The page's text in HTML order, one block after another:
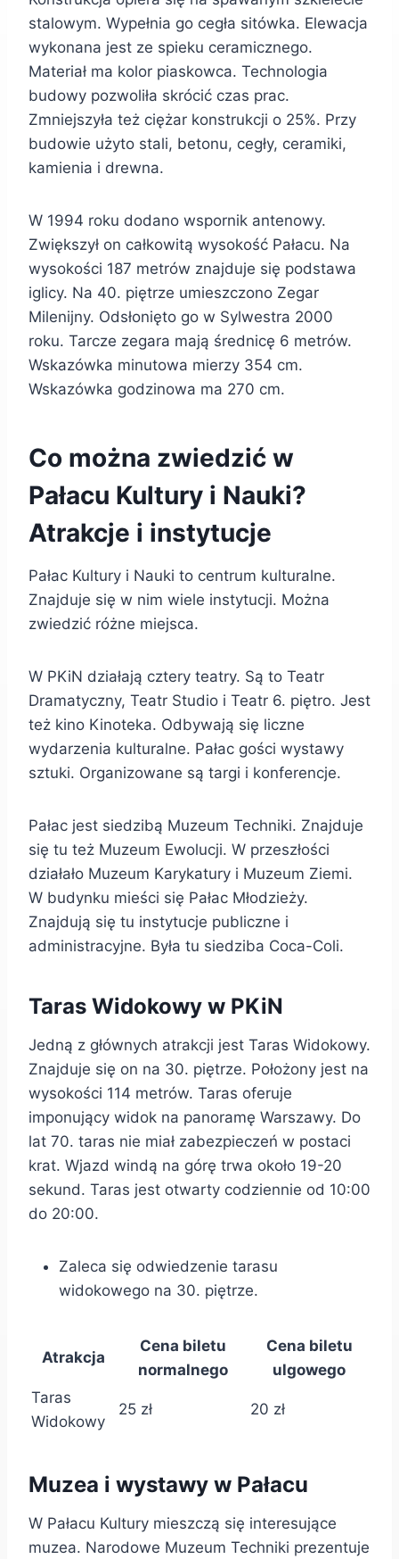
stalowym. Wypełnia go cegła sitówka. Elewacja
wykonana jest ze spieku ceramicznego.
Materiał ma kolor piaskowca. Technologia
budowy pozwoliła skrócić czas prac.
Zmniejszyła też ciężar konstrukcji o 25%. Przy
budowie użyto stali, betonu, cegły, ceramiki,
kamienia i drewna.
W 1994 roku dodano wspornik antenowy.
Zwiększył on całkowitą wysokość Pałacu. Na
wysokości 187 metrów znajduje się podstawa
iglicy. Na 40. piętrze umieszczono Zegar
Milenijny. Odsłonięto go w Sylwestra 2000
roku. Tarcze zegara mają średnicę 6 metrów.
Wskazówka minutowa mierzy 354 cm.
Wskazówka godzinowa ma 270 cm.
Co można zwiedzić w
Pałacu Kultury i Nauki?
Atrakcje i instytucje
Pałac Kultury i Nauki to centrum kulturalne.
Znajduje się w nim wiele instytucji. Można
zwiedzić różne miejsca.
W PKiN działają cztery teatry. Są to Teatr
Dramatyczny, Teatr Studio i Teatr 6. piętro. Jest
też kino Kinoteka. Odbywają się liczne
wydarzenia kulturalne. Pałac gości wystawy
sztuki. Organizowane są targi i konferencje.
Pałac jest siedzibą Muzeum Techniki. Znajduje
się tu też Muzeum Ewolucji. W przeszłości
działało Muzeum Karykatury i Muzeum Ziemi.
W budynku mieści się Pałac Młodzieży.
Znajdują się tu instytucje publiczne i
administracyjne. Była tu siedziba Coca-Coli.
Taras Widokowy w PKiN
Jedną z głównych atrakcji jest Taras Widokowy.
Znajduje się on na 30. piętrze. Położony jest na
wysokości 114 metrów. Taras oferuje
imponujący widok na panoramę Warszawy. Do
lat 70. taras nie miał zabezpieczeń w postaci
krat. Wjazd windą na górę trwa około 19-20
sekund. Taras jest otwarty codziennie od 10:00
do 20:00.
Zaleca się odwiedzenie tarasu
widokowego na 30. piętrze.
Atrakcja
Cena biletu
normalnego
Cena biletu
ulgowego
Taras
Widokowy
25 zł 20 zł
Muzea i wystawy w Pałacu
W Pałacu Kultury mieszczą się interesujące
muzea. Narodowe Muzeum Techniki prezentuje